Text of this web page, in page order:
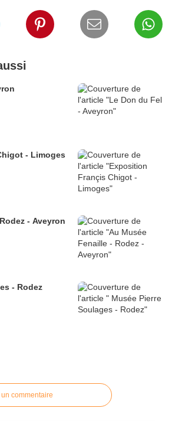
Aveyron
Exposition Françis Chigot - Limoges
- Aveyron
- Rodez
commentaire